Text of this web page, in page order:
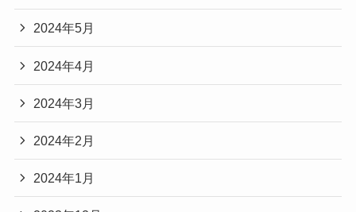
2024年5月
2024年4月
2024年3月
2024年2月
2024年1月